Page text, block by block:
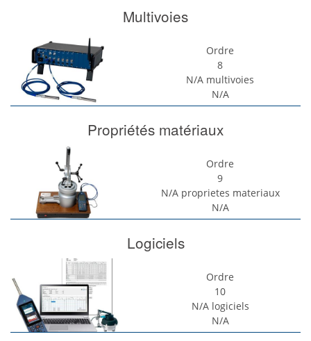
Multivoies
Ordre
8
N/A multivoies
N/A
Propriétés matériaux
Ordre
9
N/A proprietes materiaux
N/A
Logiciels
Ordre
10
N/A logiciels
N/A